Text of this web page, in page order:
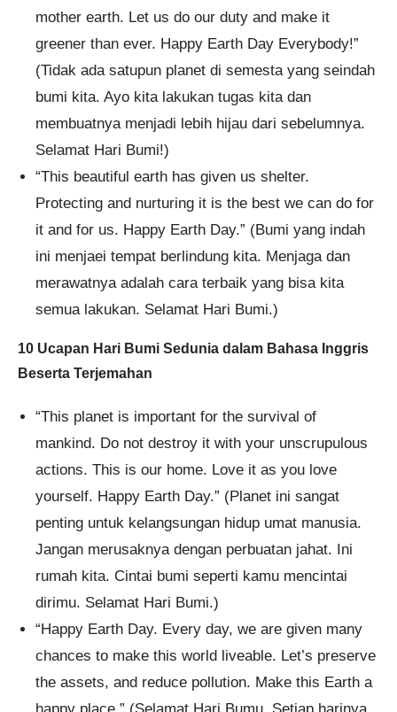
mother earth. Let us do our duty and make it
greener than ever. Happy Earth Day Everybody!”
(Tidak ada satupun planet di semesta yang seindah
bumi kita. Ayo kita lakukan tugas kita dan
membuatnya menjadi lebih hijau dari sebelumnya.
Selamat Hari Bumi!)
“This beautiful earth has given us shelter.
Protecting and nurturing it is the best we can do for
it and for us. Happy Earth Day.” (Bumi yang indah
ini menjaei tempat berlindung kita. Menjaga dan
merawatnya adalah cara terbaik yang bisa kita
semua lakukan. Selamat Hari Bumi.)
10 Ucapan Hari Bumi Sedunia dalam Bahasa Inggris
Beserta Terjemahan
“This planet is important for the survival of
mankind. Do not destroy it with your unscrupulous
actions. This is our home. Love it as you love
yourself. Happy Earth Day.” (Planet ini sangat
penting untuk kelangsungan hidup umat manusia.
Jangan merusaknya dengan perbuatan jahat. Ini
rumah kita. Cintai bumi seperti kamu mencintai
dirimu. Selamat Hari Bumi.)
“Happy Earth Day. Every day, we are given many
chances to make this world liveable. Let’s preserve
the assets, and reduce pollution. Make this Earth a